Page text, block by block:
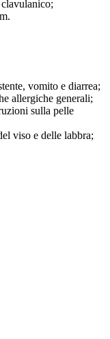
vomito e diarrea;
allergiche generali;
sulla pelle
viso e delle labbra;